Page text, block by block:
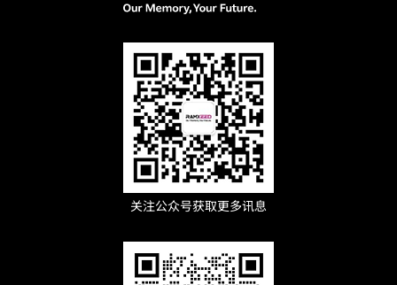
关注公众号获取更多讯息